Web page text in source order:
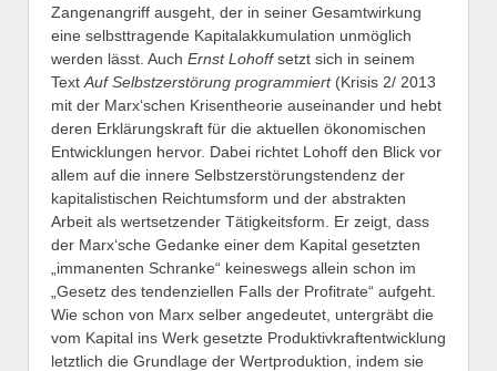
Zangenangriff ausgeht, der in seiner Gesamtwirkung
eine selbsttragende Kapitalakkumulation unmöglich
werden lässt. Auch Ernst Lohoffsetzt sich in seinem
Text Auf Selbstzerstörung programmiert(Krisis 2/ 2013
mit der Marx‘schen Krisentheorie auseinander und hebt
deren Erklärungskraft für die aktuellen ökonomischen
Entwicklungen hervor. Dabei richtet Lohoff den Blick vor
allem auf die innere Selbstzerstörungstendenz der
kapitalistischen Reichtumsform und der abstrakten
Arbeit als wertsetzender Tätigkeitsform. Er zeigt, dass
der Marx‘sche Gedanke einer dem Kapital gesetzten
„immanenten Schranke“ keineswegs allein schon im
„Gesetz des tendenziellen Falls der Profitrate“ aufgeht.
Wie schon von Marx selber angedeutet, untergräbt die
vom Kapital ins Werk gesetzte Produktivkraftentwicklung
letztlich die Grundlage der Wertproduktion, indem sie